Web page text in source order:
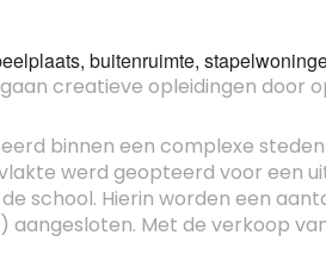
buitenruimte,
creatieve opleidingen
binnen een complexe
werd geopteerd voor een
school. Hierin worden een
aangesloten. Met de verkoop